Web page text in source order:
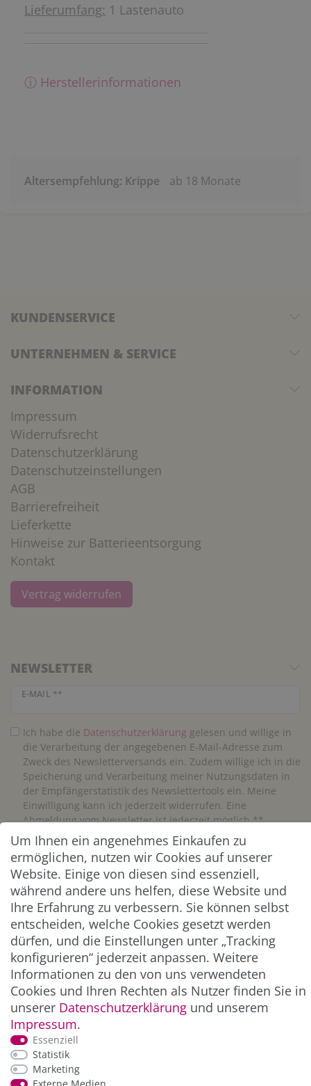
Lieferumfang: 1 Lastenauto
ⓘ Herstellerinformationen
Altersempfehlung: Krippe ab 18 Monate
KUNDENSERVICE
UNTERNEHMEN & SERVICE
INFORMATION
Impressum
Widerrufsrecht
Datenschutzerklärung
Datenschutzeinstellungen
AGB
Barrierefreiheit
Lieferkette
Hinweise zur Batterieentsorgung
Kontakt
Vertrag widerrufen
NEWSLETTER
E-MAIL **
Newsletter Honig
Ich habe die Daten­schutz­erklärung gelesen und willige in
die Verarbeitung der angegebenen E-Mail-Adresse zum
Zweck des Newsletterversands ein. Zudem willige ich in die
Speicherung und Verarbeitung meiner Nutzungsdaten in
der Empfängerstatistik des Newslettertools ein. Meine
Einwilligung kann ich jederzeit widerrufen. Eine
Abmeldung vom Newsletter ist jederzeit möglich.**
Abonnieren
** Hierbei handelt es sich um ein Pflichtfeld.
ZAHLUNG & VERSAND
*Alle Preise inkl. der gesetzl. MwSt. zzgl.
Um Ihnen ein angenehmes Einkaufen zu
ermöglichen, nutzen wir Cookies auf unserer
Website. Einige von diesen sind essenziell,
während andere uns helfen, diese Website und
Ihre Erfahrung zu verbessern. Sie können selbst
entscheiden, welche Cookies gesetzt werden
dürfen, und die Einstellungen unter „Tracking
konfigurieren“ jederzeit anpassen. Weitere
Informationen zu den von uns verwendeten
Cookies und Ihren Rechten als Nutzer finden Sie in
unserer Daten­schutz­erklärung und unserem
Impressum.
Essenziell
Statistik
Marketing